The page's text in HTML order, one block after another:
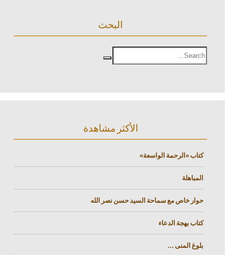
البحث
الأكثر مشاهدة
كتاب «الرحمة الواسعة»
المباهلة
حوار خاص مع سماحة السيد حسن نصر الله
كتاب بهجة الدعاء
بلوغ المنى ...